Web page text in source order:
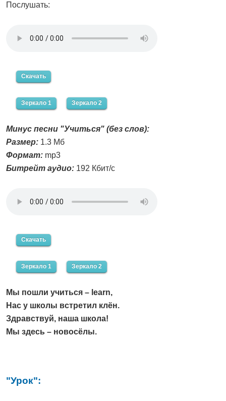
Послушать:
Скачать
Зеркало 1 Зеркало 2
Минус песни "Учиться" (без слов):
Размер: 1.3 Мб
Формат: mp3
Битрейт аудио: 192 Кбит/с
Скачать
Зеркало 1 Зеркало 2
Мы пошли учиться – learn,
Нас у школы встретил клён.
Здравствуй, наша школа!
Мы здесь – новосёлы.
"Урок":